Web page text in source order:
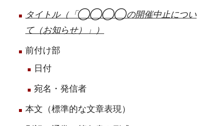
タイトル（「◯◯◯◯の開催中止につい
て（お知らせ）」）
前付け部
日付
宛名・発信者
本文（標準的な文章表現）